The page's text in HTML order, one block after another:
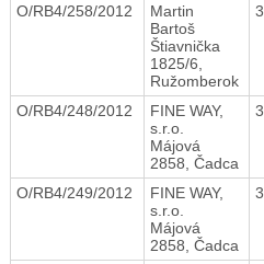
O/RB4/258/2012
Martin
Bartoš
Štiavnička
1825/6,
Ružomberok
O/RB4/248/2012
FINE WAY,
s.r.o.
Májová
2858, Čadca
O/RB4/249/2012
FINE WAY,
s.r.o.
Májová
2858, Čadca